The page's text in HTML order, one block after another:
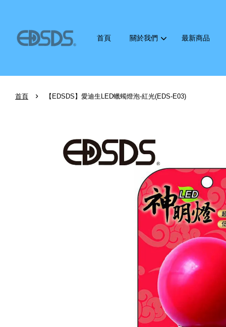
首頁 關於我們 最新商品
首頁 › 【EDSDS】愛迪生LED蠟蠋燈泡-紅光(EDS-E03)